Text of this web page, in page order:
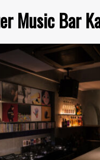
Music Bar